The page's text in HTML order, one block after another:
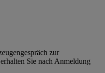
zur
Sie nach Anmeldung